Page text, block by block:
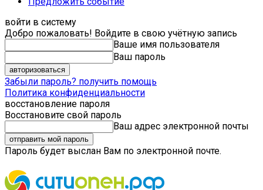
войти в систему
Добро пожаловать! Войдите в свою учётную запись
Ваше имя пользователя
Ваш пароль
Забыли пароль? получить помощь
Политика конфиденциальности
восстановление пароля
Восстановите свой пароль
Ваш адрес электронной почты
Пароль будет выслан Вам по электронной почте.